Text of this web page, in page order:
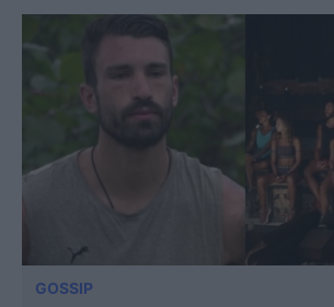
GOSSIP